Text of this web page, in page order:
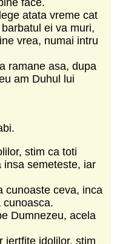
atata vreme cat
ei va muri,
vrea, numai intru
ramane asa, dupa
am Duhul lui
stim ca toti
insa semeteste, iar
cunoaste ceva, inca
cunoasca.
Dumnezeu, acela
jertfite idolilor, stim